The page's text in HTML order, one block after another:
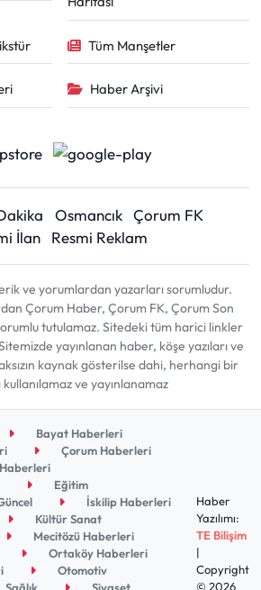
Tüm Manşetler
Haber Arşivi
Osmancık Çorum FK
İlan
Resmi Reklam
ve yorumlardan yazarları sorumludur.
Çorum Haber, Çorum FK, Çorum Son
tutulamaz. Sitedeki tüm harici linkler
yayınlanan haber, köşe yazıları ve
kaynak gösterilse dahi, herhangi bir
ve yayınlanamaz
Bayat Haberleri
Çorum Haberleri
Eğitim
İskilip Haberleri
Kültür Sanat
Mecitözü Haberleri
Ortaköy Haberleri
Otomotiv
Haber
Yazılımı:
TE Bilişim
|
Copyright
© 2026